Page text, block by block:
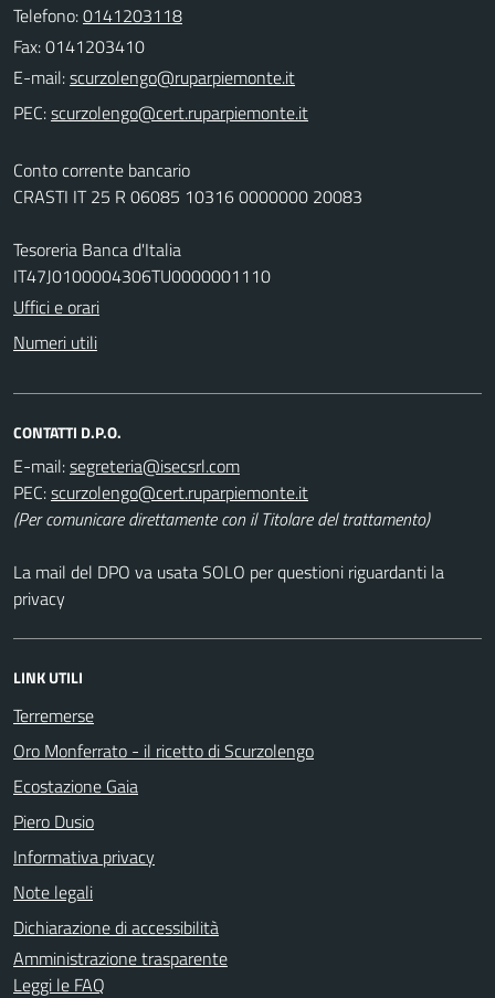
Telefono:0141203118
Fax: 0141203410
E-mail:
PEC:
Conto corrente bancario
CRASTI IT 25 R 06085 10316 0000000 20083
Tesoreria Banca d'Italia
IT47J0100004306TU0000001110
Uffici e orari
Numeri utili
CONTATTI D.P.O.
E-mail:
PEC:
(Per comunicare direttamente con il Titolare del trattamento)
La mail del DPO va usata SOLO per questioni riguardanti la
privacy
LINK UTILI
Terremerse
Oro Monferrato - il ricetto di Scurzolengo
Ecostazione Gaia
Piero Dusio
Informativa privacy
Note legali
Dichiarazione di accessibilità
Amministrazione trasparente
Leggi le FAQ